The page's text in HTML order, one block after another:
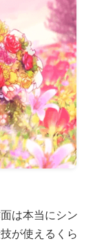
は本当にシン
が使えるくら